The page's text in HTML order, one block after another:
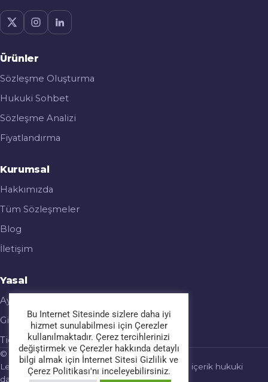
Ürünler
Sözleşme Oluşturma
Hukuki Sohbet
Sözleşme Analizi
Fiyatlandırma
Kurumsal
Hakkımızda
Tüm Sözleşmeler
Blog
İletişim
Yasal
Aydınlatma Metni
Gizlilik & Çerez Politikası
Ticari Elektronik İleti
© 2026 Legalmatic. Tüm hakları saklıdır.
Legalmatic bir hukuk bürosu değildir; sağlanan içerik hukuki
danışmanlık yerine geçmez.
Bu Internet Sitesinde sizlere daha iyi
hizmet sunulabilmesi için Çerezler
kullanılmaktadır. Çerez tercihlerinizi
değiştirmek ve Çerezler hakkında detaylı
bilgi almak için İnternet Sitesi Gizlilik ve
Çerez Politikası'nı inceleyebilirsiniz.